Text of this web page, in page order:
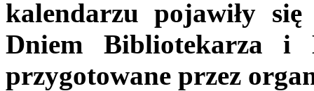
kalendarzu pojawiły
Dniem Bibliotekarza i
przygotowane przez